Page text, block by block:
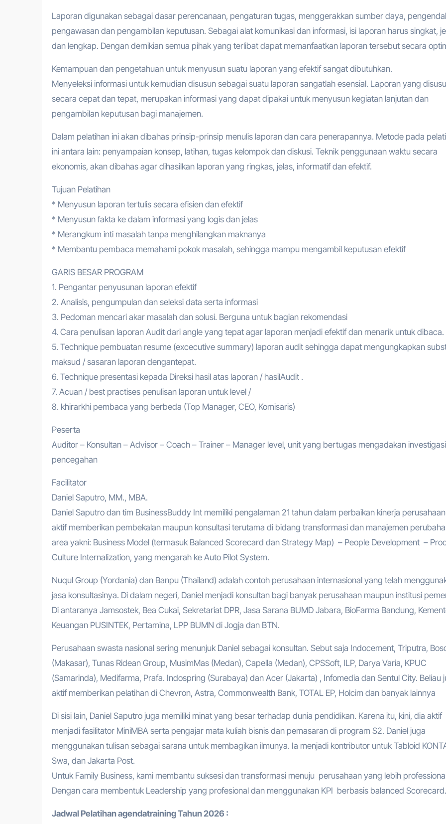
Laporan digunakan sebagai dasar perencanaan, pengaturan tugas, menggerakkan sumber daya,
pengawasan dan pengambilan keputusan. Sebagai alat komunikasi dan informasi, isi laporan harus singkat,
dan lengkap. Dengan demikian semua pihak yang terlibat dapat memanfaatkan laporan tersebut secara
Kemampuan dan pengetahuan untuk menyusun suatu laporan yang efektif sangat dibutuhkan.
Menyeleksi informasi untuk kemudian disusun sebagai suatu laporan sangatlah esensial. Laporan yang
secara cepat dan tepat, merupakan informasi yang dapat dipakai untuk menyusun kegiatan lanjutan dan
pengambilan keputusan bagi manajemen.
Dalam pelatihan ini akan dibahas prinsip-prinsip menulis laporan dan cara penerapannya. Metode pada
ini antara lain: penyampaian konsep, latihan, tugas kelompok dan diskusi. Teknik penggunaan waktu secara
ekonomis, akan dibahas agar dihasilkan laporan yang ringkas, jelas, informatif dan efektif.
Tujuan Pelatihan
* Menyusun laporan tertulis secara efisien dan efektif
* Menyusun fakta ke dalam informasi yang logis dan jelas
* Merangkum inti masalah tanpa menghilangkan maknanya
* Membantu pembaca memahami pokok masalah, sehingga mampu mengambil keputusan efektif
GARIS BESAR PROGRAM
1. Pengantar penyusunan laporan efektif
2. Analisis, pengumpulan dan seleksi data serta informasi
3. Pedoman mencari akar masalah dan solusi. Berguna untuk bagian rekomendasi
4. Cara penulisan laporan Audit dari angle yang tepat agar laporan menjadi efektif dan menarik untuk dibaca.
5. Technique pembuatan resume (excecutive summary) laporan audit sehingga dapat mengungkapkan
maksud / sasaran laporan dengantepat.
6. Technique presentasi kepada Direksi hasil atas laporan / hasilAudit .
7. Acuan / best practises penulisan laporan untuk level /
8. khirarkhi pembaca yang berbeda (Top Manager, CEO, Komisaris)
Peserta
Auditor – Konsultan – Advisor – Coach – Trainer – Manager level, unit yang bertugas mengadakan
pencegahan
Facilitator
Daniel Saputro, MM., MBA.
Daniel Saputro dan tim BusinessBuddy Int memiliki pengalaman 21 tahun dalam perbaikan kinerja
aktif memberikan pembekalan maupun konsultasi terutama di bidang transformasi dan manajemen
area yakni: Business Model (termasuk Balanced Scorecard dan Strategy Map) – People Development –
Culture Internalization, yang mengarah ke Auto Pilot System.
Nuqul Group (Yordania) dan Banpu (Thailand) adalah contoh perusahaan internasional yang telah
jasa konsultasinya. Di dalam negeri, Daniel menjadi konsultan bagi banyak perusahaan maupun institusi
Di antaranya Jamsostek, Bea Cukai, Sekretariat DPR, Jasa Sarana BUMD Jabara, BioFarma Bandung,
Keuangan PUSINTEK, Pertamina, LPP BUMN di Jogja dan BTN.
Perusahaan swasta nasional sering menunjuk Daniel sebagai konsultan. Sebut saja Indocement, Triputra,
(Makasar), Tunas Ridean Group, MusimMas (Medan), Capella (Medan), CPSSoft, ILP, Darya Varia, KPUC
(Samarinda), Medifarma, Prafa. Indospring (Surabaya) dan Acer (Jakarta) , Infomedia dan Sentul City. Beliau
aktif memberikan pelatihan di Chevron, Astra, Commonwealth Bank, TOTAL EP, Holcim dan banyak lainnya
Di sisi lain, Daniel Saputro juga memiliki minat yang besar terhadap dunia pendidikan. Karena itu, kini, dia aktif
menjadi fasilitator MiniMBA serta pengajar mata kuliah bisnis dan pemasaran di program S2. Daniel juga
menggunakan tulisan sebagai sarana untuk membagikan ilmunya. Ia menjadi kontributor untuk Tabloid
Swa, dan Jakarta Post.
Untuk Family Business, kami membantu suksesi dan transformasi menuju perusahaan yang lebih
Dengan cara membentuk Leadership yang profesional dan menggunakan KPI berbasis balanced Scorecard.
Jadwal Pelatihan agendatrainingTahun 2026 :